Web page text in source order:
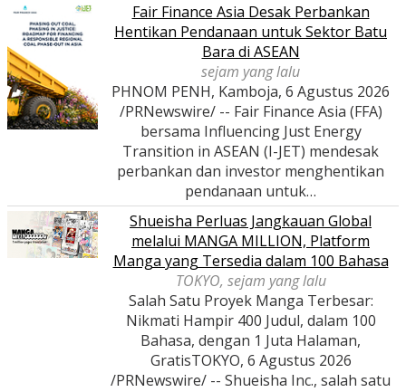
Fair Finance Asia Desak Perbankan
Hentikan Pendanaan untuk Sektor Batu
Bara di ASEAN
sejam yang lalu
PHNOM PENH, Kamboja, 6 Agustus 2026
/PRNewswire/ -- Fair Finance Asia (FFA)
bersama Influencing Just Energy
Transition in ASEAN (I-JET) mendesak
perbankan dan investor menghentikan
pendanaan untuk…
Shueisha Perluas Jangkauan Global
melalui MANGA MILLION, Platform
Manga yang Tersedia dalam 100 Bahasa
TOKYO, sejam yang lalu
Salah Satu Proyek Manga Terbesar:
Nikmati Hampir 400 Judul, dalam 100
Bahasa, dengan 1 Juta Halaman,
GratisTOKYO, 6 Agustus 2026
/PRNewswire/ -- Shueisha Inc., salah satu